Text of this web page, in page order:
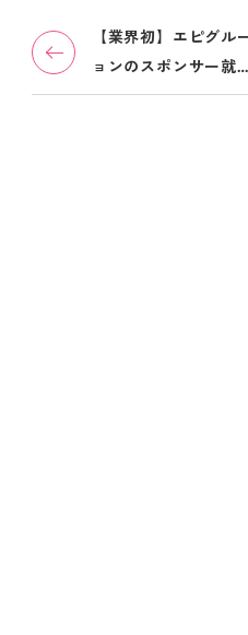
【業界初】エピグ
ョンのスポンサー就…